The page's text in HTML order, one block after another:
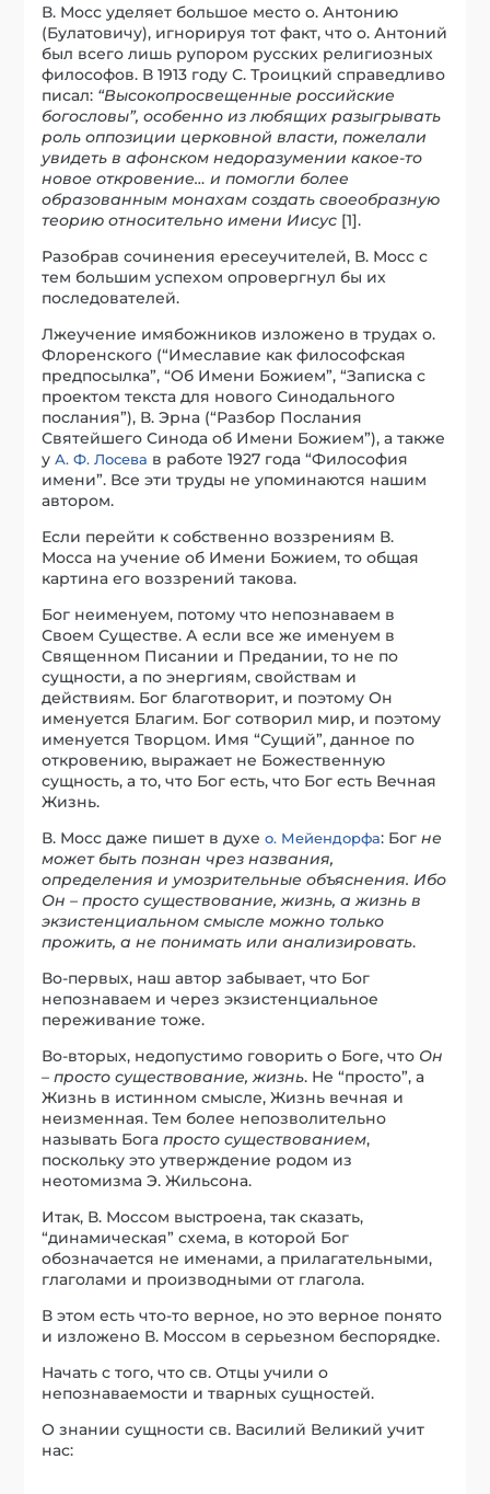
В. Мосс уделяет большое место о. Антонию
(Булатовичу), игнорируя тот факт, что о. Антоний
был всего лишь рупором русских религиозных
философов. В 1913 году С. Троицкий справедливо
писал: “Высокопросвещенные российские
богословы”, особенно из любящих разыгрывать
роль оппозиции церковной власти, пожелали
увидеть в афонском недоразумении какое-то
новое откровение… и помогли более
образованным монахам создать своеобразную
теорию относительно имени Иисус [1].
Разобрав сочинения ересеучителей, В. Мосс с
тем большим успехом опровергнул бы их
последователей.
Лжеучение имябожников изложено в трудах о.
Флоренского (“Имеславие как философская
предпосылка”, “Об Имени Божием”, “Записка с
проектом текста для нового Синодального
послания”), В. Эрна (“Разбор Послания
Святейшего Синода об Имени Божием”), а также
уА. Ф. Лосева в работе 1927 года “Философия
имени”. Все эти труды не упоминаются нашим
автором.
Если перейти к собственно воззрениям В.
Мосса на учение об Имени Божием, то общая
картина его воззрений такова.
Бог неименуем, потому что непознаваем в
Своем Существе. А если все же именуем в
Священном Писании и Предании, то не по
сущности, а по энергиям, свойствам и
действиям. Бог благотворит, и поэтому Он
именуется Благим. Бог сотворил мир, и поэтому
именуется Творцом. Имя “Сущий”, данное по
откровению, выражает не Божественную
сущность, а то, что Бог есть, что Бог есть Вечная
Жизнь.
В. Мосс даже пишет в духео. Мейендорфа: Богне
может быть познан чрез названия,
определения и умозрительные объяснения. Ибо
Он – просто существование, жизнь, а жизнь в
экзистенциальном смысле можно только
прожить, а не понимать или анализировать.
Во-первых, наш автор забывает, что Бог
непознаваем и через экзистенциальное
переживание тоже.
Во-вторых, недопустимо говорить о Боге, что Он
– просто существование, жизнь. Не “просто”, а
Жизнь в истинном смысле, Жизнь вечная и
неизменная. Тем более непозволительно
называть Богапросто существованием,
поскольку это утверждение родом из
неотомизма Э. Жильсона.
Итак, В. Моссом выстроена, так сказать,
“динамическая” схема, в которой Бог
обозначается не именами, а прилагательными,
глаголами и производными от глагола.
В этом есть что-то верное, но это верное понято
и изложено В. Моссом в серьезном беспорядке.
Начать с того, что св. Отцы учили о
непознаваемости и тварных сущностей.
О знании сущности св. Василий Великий учит
нас: